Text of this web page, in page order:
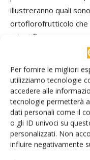
Per fornire le migliori
utilizziamo tecnologie
accedere alle
tecnologie permetterà
dati personali come il
o gli ID univoci su
personalizzati. Non
influire negativamente
illustreranno quali
ortoflorofrutticolo che
scientifico.
La filiera
germoplasma alla
14:30-18:00).
Daniele Bassi -